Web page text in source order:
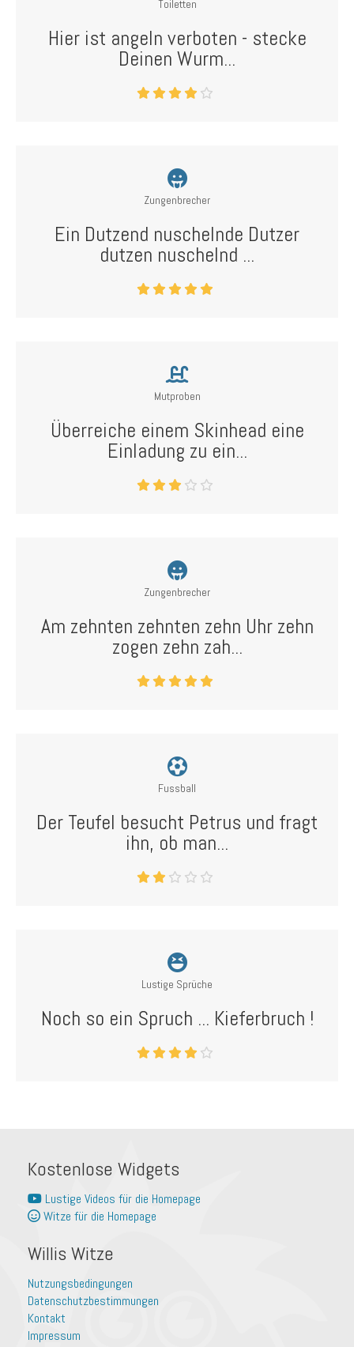
Toiletten
Hier ist angeln verboten - stecke
Deinen Wurm...
Zungenbrecher
Ein Dutzend nuschelnde Dutzer
dutzen nuschelnd ...
Mutproben
Überreiche einem Skinhead eine
Einladung zu ein...
Zungenbrecher
Am zehnten zehnten zehn Uhr zehn
zogen zehn zah...
Fussball
Der Teufel besucht Petrus und fragt
ihn, ob man...
Lustige Sprüche
Noch so ein Spruch ... Kieferbruch !
Kostenlose Widgets
Lustige Videos für die Homepage
Witze für die Homepage
Willis Witze
Nutzungsbedingungen
Datenschutzbestimmungen
Kontakt
Impressum